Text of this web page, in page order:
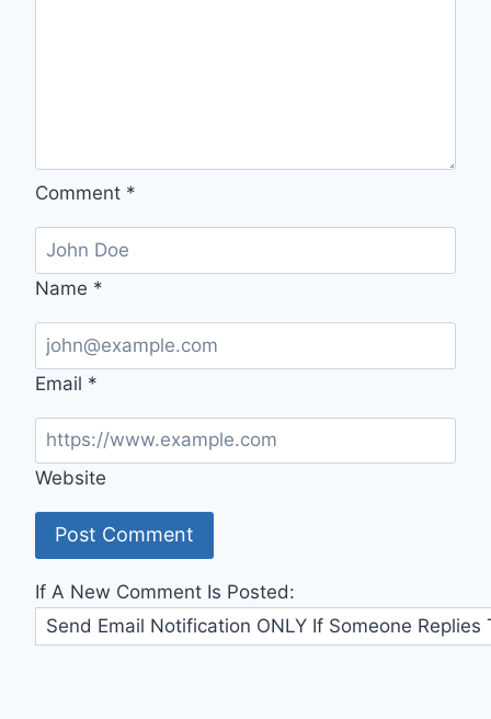
Comment *
Name *
Email *
Website
If A New Comment Is Posted: